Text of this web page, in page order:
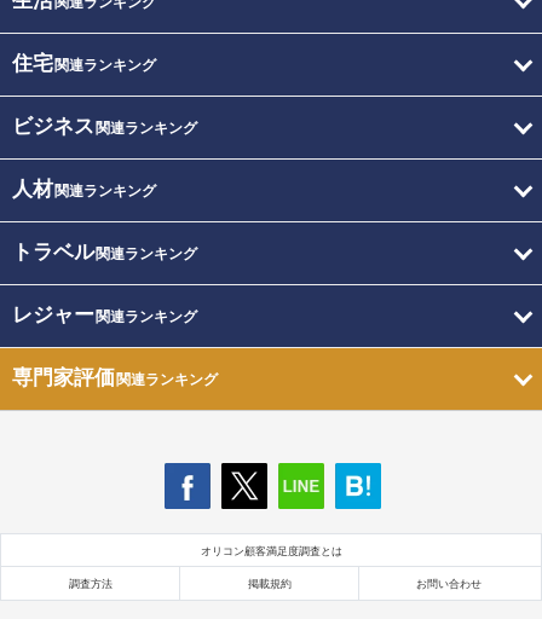
住宅関連ランキング
ビジネス 関連ランキング
人材関連ランキング
トラベル関連ランキング
レジャー関連ランキング
専門家評価関連ランキング
オリコン顧客満足度調査とは
調査方法 掲載規約 お問い合わせ